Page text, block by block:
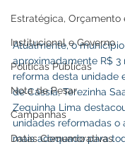
Estratégica, Orçamento
Institucional e Governo
Políticas Públicas
Nota de Pesar
Campanhas
Datas Comemorativas
Atualmente, o
aproximadamente R$ 3
reforma desta unidade
de Cássia, Terezinha
Zequinha Lima
unidades reformadas o
mais adequado para